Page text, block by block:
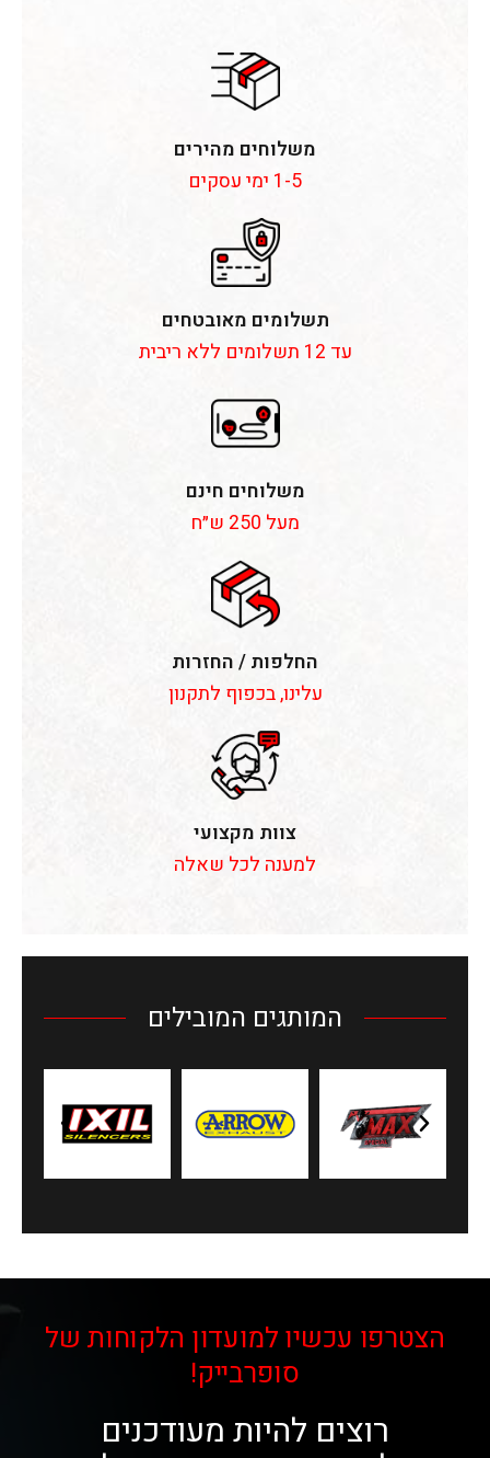
משלוחים מהירים
1-5 ימי עסקים
תשלומים מאובטחים
עד 12 תשלומים ללא ריבית
משלוחים חינם
מעל 250 ש״ח
החלפות / החזרות
עלינו, בכפוף לתקנון
צוות מקצועי
למענה לכל שאלה
המותגים המובילים
הצטרפו עכשיו למועדון הלקוחות של
סופרבייק!
רוצים להיות מעודכנים